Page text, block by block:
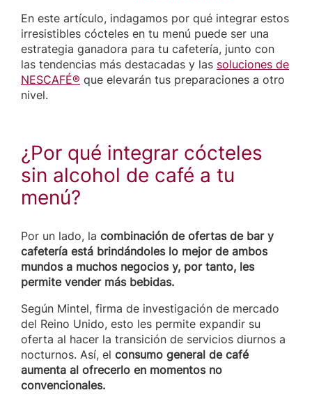
En este artículo, indagamos por qué integrar estos
irresistibles cócteles en tu menú puede ser una
estrategia ganadora para tu cafetería, junto con
las tendencias más destacadas y las soluciones de
NESCAFÉ® que elevarán tus preparaciones a otro
nivel.
¿Por qué integrar cócteles
sin alcohol de café a tu
menú?
Por un lado, la combinación de ofertas de bar y
cafetería está brindándoles lo mejor de ambos
mundos a muchos negocios y, por tanto, les
permite vender más bebidas.
Según Mintel, firma de investigación de mercado
del Reino Unido, esto les permite expandir su
oferta al hacer la transición de servicios diurnos a
nocturnos. Así, el consumo general de café
aumenta al ofrecerlo en momentos no
convencionales.